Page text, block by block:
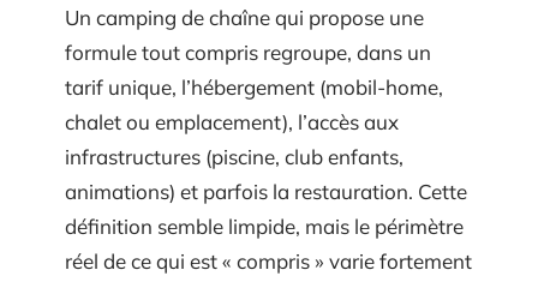
Un camping de chaîne qui propose une
formule tout compris regroupe, dans un
tarif unique, l’hébergement (mobil-home,
chalet ou emplacement), l’accès aux
infrastructures (piscine, club enfants,
animations) et parfois la restauration. Cette
définition semble limpide, mais le périmètre
réel de ce qui est « compris » varie fortement